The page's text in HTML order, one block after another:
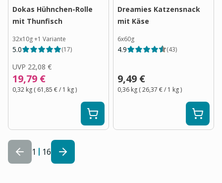
Dokas Hühnchen-Rolle
mit Thunfisch
32x10g+1 Variante
5.0 (17)
UVP 22,08 €
19,79 €
0,32 kg ( 61,85 €/ 1 kg)
Dreamies Katzensnack
mit Käse
6x60g
4.9 (43)
9,49 €
0,36 kg (26,37 €/ 1 kg)
1 16